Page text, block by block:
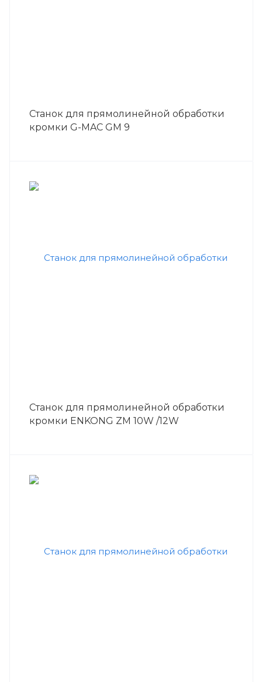
Станок для прямолинейной обработки
кромки G-MAC GM 9
Станок для прямолинейной обработки
кромки ENKONG ZM 10W /12W